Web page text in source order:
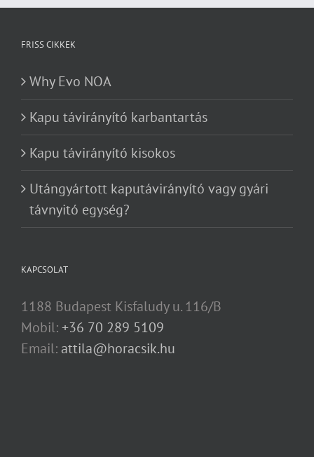
FRISS CIKKEK
Why Evo NOA
Kapu távirányító karbantartás
Kapu távirányító kisokos
Utángyártott kaputávirányító vagy gyári
távnyitó egység?
KAPCSOLAT
1188 Budapest Kisfaludy u. 116/B
Mobil:+36 70 289 5109
Email: attila@horacsik.hu